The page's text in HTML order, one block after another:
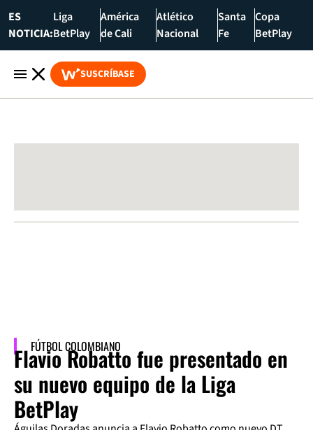
ES
NOTICIA:
Liga
BetPlay
América
de Cali
Atlético
Nacional
Santa
Fe
Copa
BetPlay
SUSCRÍBASE
FÚTBOL COLOMBIANO
Flavio Robatto fue presentado en
su nuevo equipo de la Liga
BetPlay